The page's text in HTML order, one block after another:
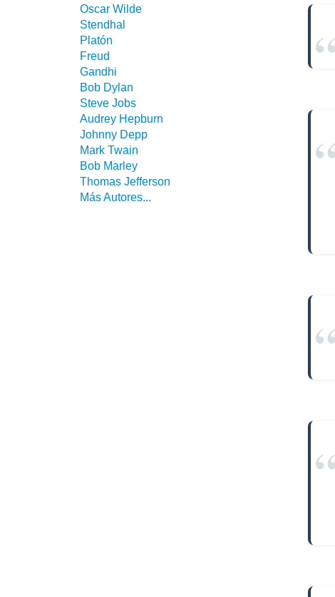
Oscar Wilde
Stendhal
Platón
Freud
Gandhi
Bob Dylan
Steve Jobs
Audrey Hepburn
Johnny Depp
Mark Twain
Bob Marley
Thomas Jefferson
Más Autores...